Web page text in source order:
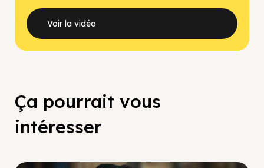
Voir la vidéo
Ça pourrait vous
intéresser